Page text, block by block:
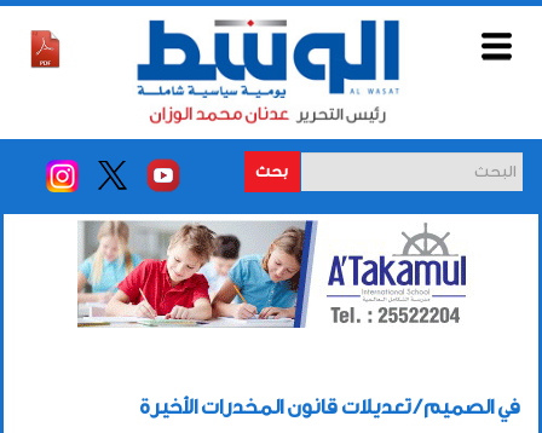
بحث
في الصميم / تعديلات قانون المخدرات الأخيرة